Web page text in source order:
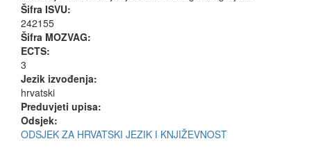
Šifra ISVU:
242155
Šifra MOZVAG:
ECTS:
3
Jezik izvođenja:
hrvatski
Preduvjeti upisa:
Odsjek:
ODSJEK ZA HRVATSKI JEZIK I KNJIŽEVNOST